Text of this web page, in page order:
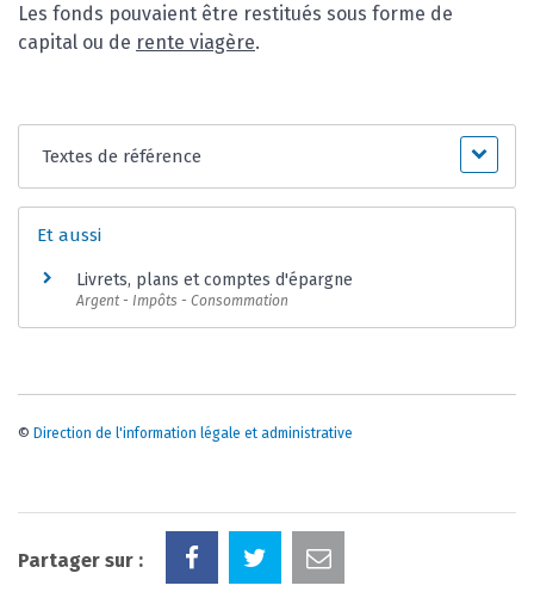
Les fonds pouvaient être restitués sous forme de
capital ou de rente viagère.
Textes de référence
Et aussi
Livrets, plans et comptes d'épargne
Argent - Impôts - Consommation
© Direction de l'information légale et administrative
Partager sur :